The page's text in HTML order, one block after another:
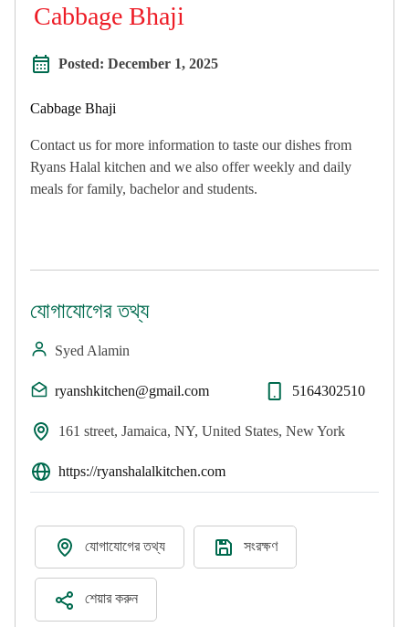
Cabbage Bhaji
Posted: December 1, 2025
Cabbage Bhaji
Contact us for more information to taste our dishes from
Ryans Halal kitchen and we also offer weekly and daily
meals for family, bachelor and students.
যোগাযোগের তথ্য
Syed Alamin
ryanshkitchen@gmail.com 5164302510
161 street, Jamaica, NY, United States, New York
https://ryanshalalkitchen.com
যোগাযোগের তথ্য সংরক্ষণ
শেয়ার করুন